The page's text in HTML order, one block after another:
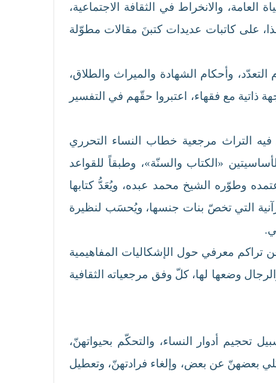
والانخراط في الثقافة الاجتماعية،
على كاتبات عديدات كتبنَ مقالات مطوّلة
وأحكام الشهادة والميراث والطلاق،
مع فقهاء، اعتبروا حقّهم في التفسير
التراث مرجعية خطاب النساء التحرري
«الكتاب والسنّة»، وطبقاً للقواعد
وطوّره الشيخ محمد عبده، ويُعَدُّ كتابها
التي تخصّ بنات جنسها، ويُحسَب لنظيرة
تراكم معرفي حول الإشكاليات المفاهيمية
وضعها لها، كلّ وفق مرجعياته الثقافية
تحجيم أدوار النساء، والتحكّم بحيواتهنّ،
بعضهنّ عن بعض، وإلغاء فرادتهنّ، وتعطيل